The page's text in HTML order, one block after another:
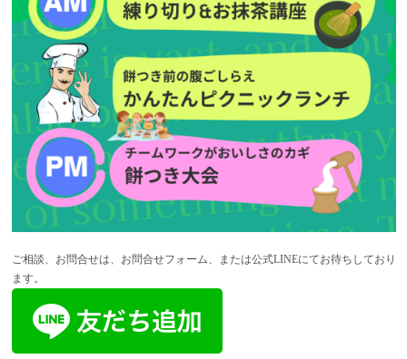
ご相談、お問合せは、お問合せフォーム、または公式LINEにてお待ちしており
ます。